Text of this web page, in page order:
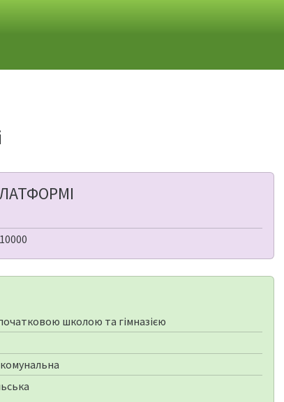
10000
школою та гімназією
комунальна